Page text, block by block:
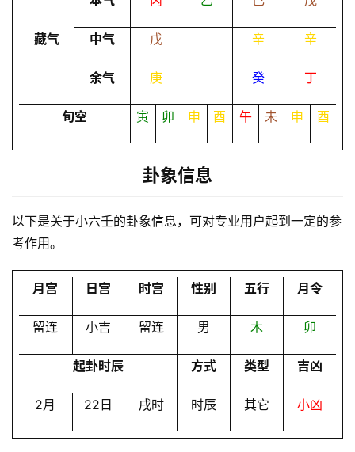
解
服
务
登录
藏气 中气 戊 辛 辛
余气 庚 癸 丁
旬空 寅 卯 申 酉 午 未 申 酉
卦象信息
以下是关于小六壬的卦象信息，可对专业用户起到一定的参
考作用。
月宫 日宫 时宫 性别 五行 月令
留连 小吉 留连 男 木 卯
起卦时辰 方式 类型 吉凶
2月 22日 戌时 时辰 其它 小凶